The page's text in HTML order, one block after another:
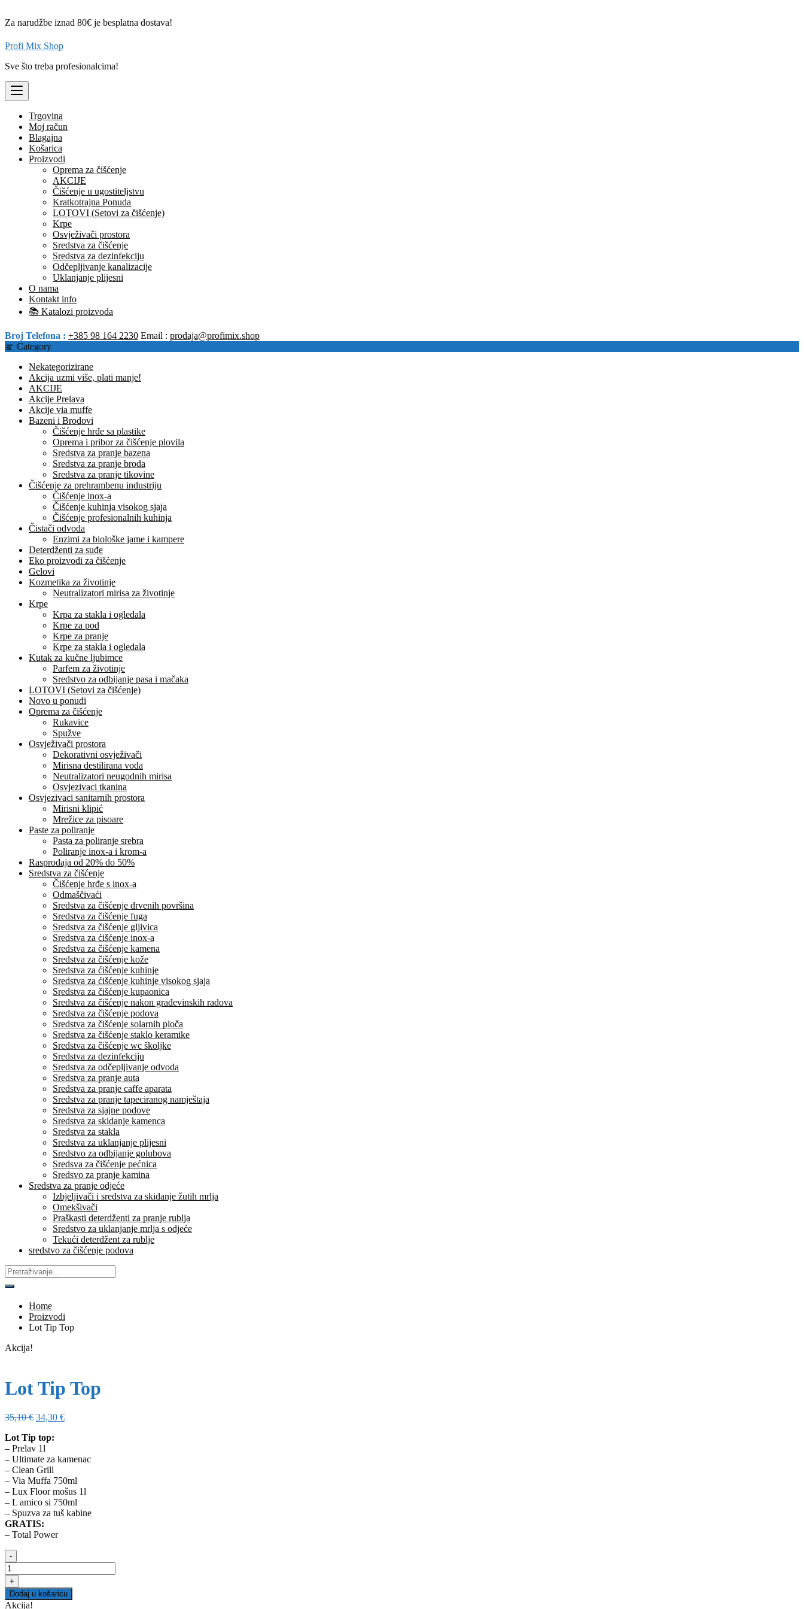
to
Za narudžbe iznad 80€ je besplatna dostava!
Profi Mix Shop
Sve što treba profesionalcima!
Trgovina
Moj račun
Blagajna
Košarica
Proizvodi
Oprema za čišćenje
AKCIJE
Čišćenje u ugostiteljstvu
Kratkotrajna Ponuda
LOTOVI (Setovi za čišćenje)
Krpe
Osvježivači prostora
Sredstva za čišćenje
Sredstva za dezinfekciju
Odčepljivanje kanalizacije
Uklanjanje plijesni
O nama
Kontakt info
📚 Katalozi proizvoda
Broj Telefona : +385 98 164 2230 Email : prodaja@profimix.shop
Category
Nekategorizirane
Akcija uzmi više, plati manje!
AKCIJE
Akcije Prelava
Akcije via muffe
Bazeni i Brodovi
Čišćenje hrđe sa plastike
Oprema i pribor za čišćenje plovila
Sredstva za pranje bazena
Sredstva za pranje broda
Sredstva za pranje tikovine
Čišćenje za prehrambenu industriju
Čišćenje inox-a
Čišćenje kuhinja visokog sjaja
Čišćenje profesionalnih kuhinja
Čistači odvoda
Enzimi za biološke jame i kampere
Deterdženti za suđe
Eko proizvodi za čišćenje
Gelovi
Kozmetika za životinje
Neutralizatori mirisa za životinje
Krpe
Krpa za stakla i ogledala
Krpe za pod
Krpe za pranje
Krpe za stakla i ogledala
Kutak za kučne ljubimce
Parfem za životinje
Sredstvo za odbijanje pasa i mačaka
LOTOVI (Setovi za čišćenje)
Novo u ponudi
Oprema za čišćenje
Rukavice
Spužve
Osvježivači prostora
Dekorativni osvježivači
Mirisna destilirana voda
Neutralizatori neugodnih mirisa
Osvjezivaci tkanina
Osvjezivaci sanitarnih prostora
Mirisni klipić
Mrežice za pisoare
Paste za poliranje
Pasta za poliranje srebra
Poliranje inox-a i krom-a
Rasprodaja od 20% do 50%
Sredstva za čišćenje
Čišćenje hrđe s inox-a
Odmaščivaći
Sredstva za čišćenje drvenih površina
Sredstva za čišćenje fuga
Sredstva za čišćenje gljivica
Sredstva za ćišćenje inox-a
Sredstva za čišćenje kamena
Sredstva za čišćenje kože
Sredstva za ćišćenje kuhinje
Sredstva za ćišćenje kuhinje visokog sjaja
Sredstva za čišćenje kupaonica
Sredstva za čišćenje nakon građevinskih radova
Sredstva za čišćenje podova
Sredstva za čišćenje solarnih ploča
Sredstva za čišćenje staklo keramike
Sredstva za čišćenje wc školjke
Sredstva za dezinfekciju
Sredstva za odčepljivanje odvoda
Sredstva za pranje auta
Sredstva za pranje caffe aparata
Sredstva za pranje tapeciranog namještaja
Sredstva za sjajne podove
Sredstva za skidanje kamenca
Sredstva za stakla
Sredstva za uklanjanje plijesni
Sredstvo za odbijanje golubova
Sredsva za čišćenje pećnica
Sredsvo za pranje kamina
Sredstva za pranje odjeće
Izbjeljivači i sredstva za skidanje žutih mrlja
Omekšivači
Praškasti deterdženti za pranje rublja
Sredstvo za uklanjanje mrlja s odjeće
Tekući deterdžent za rublje
sredstvo za čišćenje podova
Home
Proizvodi
Lot Tip Top
Akcija!
Lot Tip Top
35,10€ Izvorna
bila
je:
35,10 €.
34,30 €Trenutna
Lot Tip top:
– Prelav 1l
– Ultimate za kamenac
– Clean Grill
– Via Muffa 750ml
– Lux Floor mošus 1l
– L amico si 750ml
– Spuzva za tuš kabine
GRATIS:
– Total Power
-
Lot
Tip
Top
količina
+
Dodaj u košaricu
Akcija!